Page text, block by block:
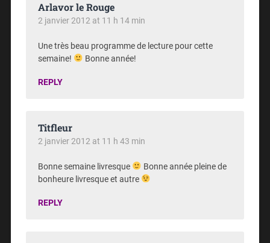
Arlavor le Rouge
2 janvier 2012 at 11 h 14 min
Une très beau programme de lecture pour cette
semaine!
Bonne année!
REPLY
Titfleur
2 janvier 2012 at 11 h 43 min
Bonne semaine livresque
Bonne année pleine de
bonheure livresque et autre
REPLY